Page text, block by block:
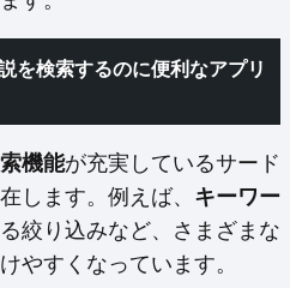
を検索するのに便利なアプリ
機能が充実しているサード
します。例えば、 キーワー
絞り込みなど、さまざまな
やすくなっています。